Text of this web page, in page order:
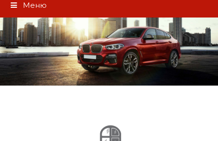
Меню